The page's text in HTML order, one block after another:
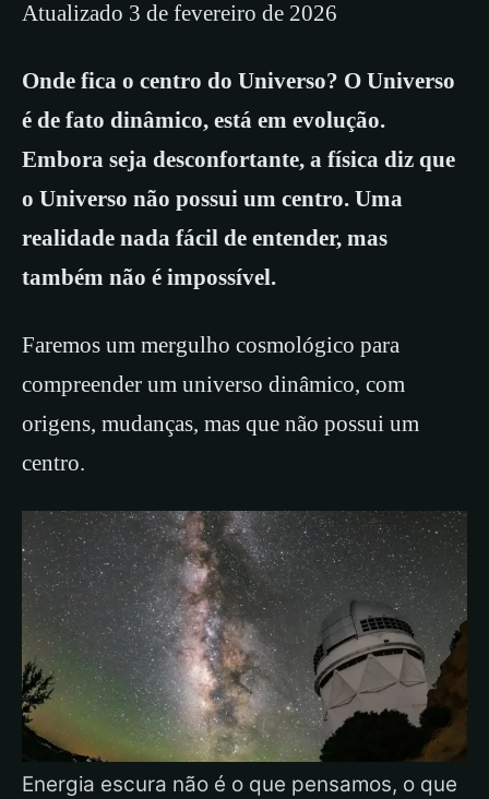
Atualizado 3 de fevereiro de 2026
Onde fica o centro do Universo? O Universo
é de fato dinâmico, está em evolução.
Embora seja desconfortante, a física diz que
o Universo não possui um centro. Uma
realidade nada fácil de entender, mas
também não é impossível.
Faremos um mergulho cosmológico para
compreender um universo dinâmico, com
origens, mudanças, mas que não possui um
centro.
Energia escura não é o que pensamos, o que